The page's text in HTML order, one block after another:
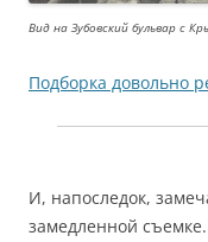
Вид на Зубовский бульвар с
Подборка довольно
И, напоследок,
замедленной